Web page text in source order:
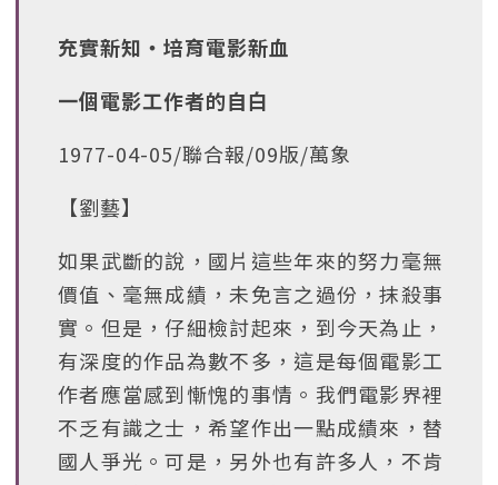
充實新知‧培育電影新血
一個電影工作者的自白
1977-04-05/聯合報/09版/萬象
【劉藝】
如果武斷的說，國片這些年來的努力毫無
價值、毫無成績，未免言之過份，抹殺事
實。但是，仔細檢討起來，到今天為止，
有深度的作品為數不多，這是每個電影工
作者應當感到慚愧的事情。我們電影界裡
不乏有識之士，希望作出一點成績來，替
國人爭光。可是，另外也有許多人，不肯